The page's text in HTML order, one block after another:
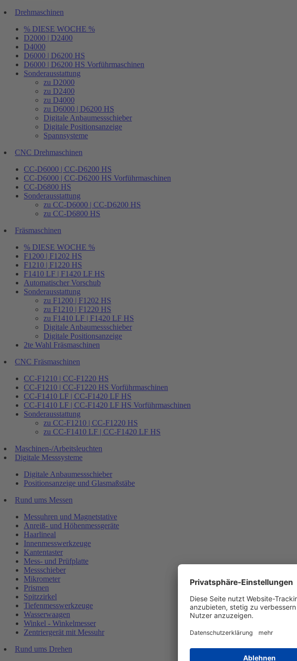
Drehmaschinen
% DIESE WOCHE %
D2000 | D2400
D4000
D6000 | D6200 HS
D6000 | D6200 HS Vorführmaschinen
Sonderausstattung
zu D2000
zu D2400
zu D4000
zu D6000 | D6200 HS
Digitale Anbaumessschieber
Digitale Positionsanzeige
Spannsysteme
CNC Drehmaschinen
CC-D6000 | CC-D6200 HS
CC-D6000 | CC-D6200 HS Vorführmaschinen
CC-D6800 HS
Sonderausstattung
zu CC-D6000 | CC-D6200 HS
zu CC-D6800 HS
Fräsmaschinen
% DIESE WOCHE %
F1200 | F1202 HS
F1210 | F1220 HS
F1410 LF | F1420 LF HS
Automatischer Vorschub
Sonderausstattung
zu F1200 | F1202 HS
zu F1210 | F1220 HS
zu F1410 LF | F1420 LF HS
Digitale Anbaumessschieber
Digitale Positionsanzeige
2te Wahl Fräsmaschinen
CNC Fräsmaschinen
CC-F1210 | CC-F1220 HS
CC-F1210 | CC-F1220 HS Vorführmaschinen
CC-F1410 LF | CC-F1420 LF HS
CC-F1410 LF | CC-F1420 LF HS Vorführmaschinen
Sonderausstattung
zu CC-F1210 | CC-F1220 HS
zu CC-F1410 LF | CC-F1420 LF HS
Maschinen-/Arbeitsleuchten
Digitale Messsysteme
Digitale Anbaumessschieber
Positionsanzeige und Glasmaßstäbe
Rund ums Messen
Messuhren und Magnetstative
Anreiß- und Höhenmessgeräte
Haarlineal
Innenmesswerkzeuge
Kantentaster
Mess- und Prüfplatte
Messschieber
Mikrometer
Prismen
Spitzzirkel
Tiefenmesswerkzeuge
Wasserwaagen
Winkel - Winkelmesser
Zentriergerät mit Messuhr
Rund ums Drehen